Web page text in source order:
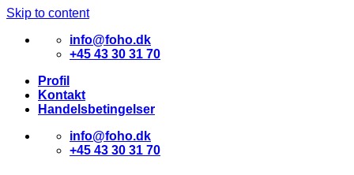
Skip to content
info@foho.dk
+45 43 30 31 70
Profil
Kontakt
Handelsbetingelser
info@foho.dk
+45 43 30 31 70